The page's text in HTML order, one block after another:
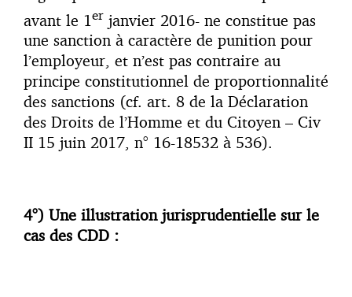
avant le 1 er janvier 2016- ne constitue pas
une sanction à caractère de punition pour
l’employeur, et n’est pas contraire au
principe constitutionnel de proportionnalité
des sanctions (cf. art. 8 de la Déclaration
des Droits de l’Homme et du Citoyen – Civ
II 15 juin 2017, n° 16-18532 à 536).
4°) Une illustration jurisprudentielle sur le
cas des CDD :